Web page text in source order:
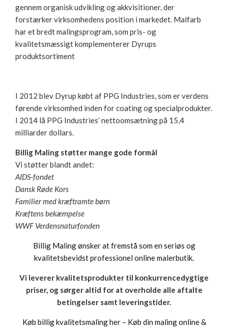
gennem organisk udvikling og akkvisitioner, der
forstærker virksomhedens position i markedet. Malfarb
har et bredt malingsprogram, som pris- og
kvalitetsmæssigt komplementerer Dyrups
produktsortiment
I 2012 blev Dyrup købt af PPG Industries, som er verdens
førende virksomhed inden for coating og specialprodukter.
I 2014 lå PPG Industries’ nettoomsætning på 15,4
milliarder dollars.
Billig Maling støtter mange gode formål
Vi støtter blandt andet:
AIDS-fondet
Dansk Røde Kors
Familier med kræftramte børn
Kræftens bekæmpelse
WWF Verdensnaturfonden
Billig Maling ønsker at fremstå som en seriøs og
kvalitetsbevidst professionel online malerbutik.
Vi leverer kvalitetsprodukter til konkurrencedygtige
priser, og sørger altid for at overholde alle aftalte
betingelser samt leveringstider.
Køb billig kvalitetsmaling her – Køb din maling online &